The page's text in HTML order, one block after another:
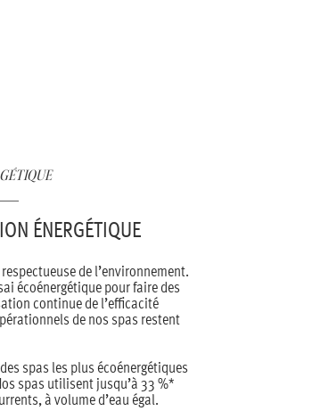
ÉNERGÉTIQUE
de l’environnement.
écoénergétique pour faire des
continue de l’efficacité
de nos spas restent
spas les plus écoénergétiques
spas utilisent jusqu’à 33 %*
à volume d’eau égal.